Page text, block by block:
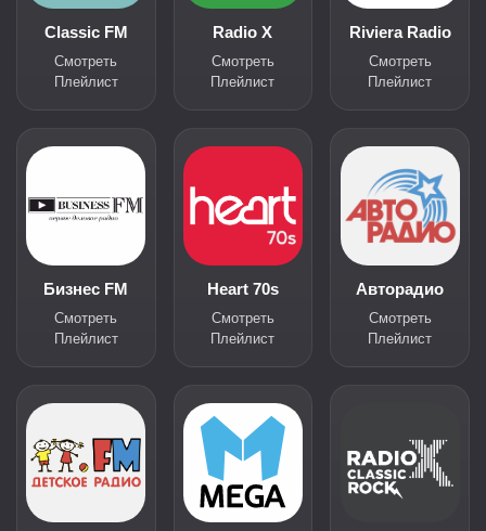
Classic FM
Смотреть
Плейлист
Radio X
Смотреть
Плейлист
Riviera Radio
Смотреть
Плейлист
Бизнес FM
Смотреть
Плейлист
Heart 70s
Смотреть
Плейлист
Авторадио
Смотреть
Плейлист